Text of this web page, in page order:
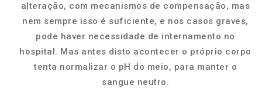
alteração, com mecanismos de compensação, mas
nem sempre isso é suficiente, e nos casos graves,
pode haver necessidade de internamento no
hospital. Mas antes disto acontecer o próprio corpo
tenta normalizar o pH do meio, para manter o
sangue neutro.